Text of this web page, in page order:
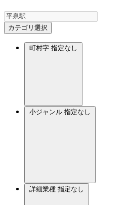
カテゴリ選択
町村字 指定なし
小ジャンル 指定なし
詳細業種 指定なし